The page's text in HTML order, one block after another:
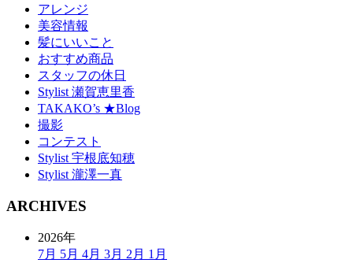
アレンジ
美容情報
髪にいいこと
おすすめ商品
スタッフの休日
Stylist 瀬賀恵里香
TAKAKO’s ★Blog
撮影
コンテスト
Stylist 宇根底知穂
Stylist 瀧澤一真
ARCHIVES
2026年
7月 5月 4月 3月 2月 1月